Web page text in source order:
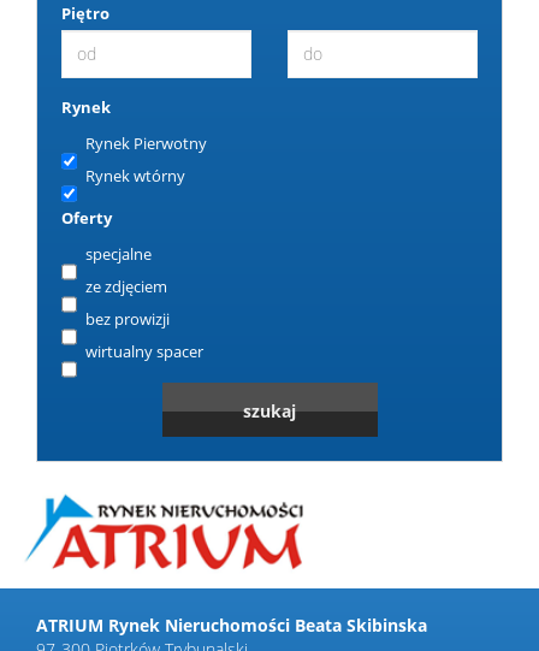
Piętro
Rynek
Rynek Pierwotny
Rynek wtórny
Oferty
specjalne
ze zdjęciem
bez prowizji
wirtualny spacer
ATRIUM Rynek Nieruchomości Beata Skibinska